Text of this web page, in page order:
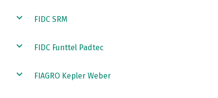
FIDC SRM
FIDC Funttel Padtec
FIAGRO Kepler Weber